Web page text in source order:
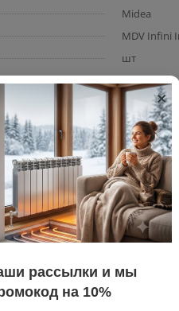
Midea
MDV Infini
шт
25
Есть
2640
2930
733
733
Инвертор
A++
×
рассылки и мы
на 10%